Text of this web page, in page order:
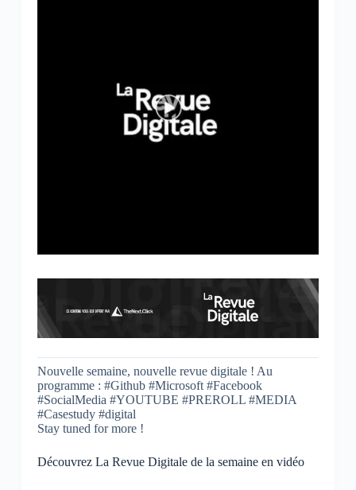
Nouvelle semaine, nouvelle revue digitale ! Au
programme : #Github #Microsoft #Facebook
#SocialMedia #YOUTUBE #PREROLL #MEDIA
#Casestudy #digital
Stay tuned for more !
Découvrez La Revue Digitale de la semaine en vidéo